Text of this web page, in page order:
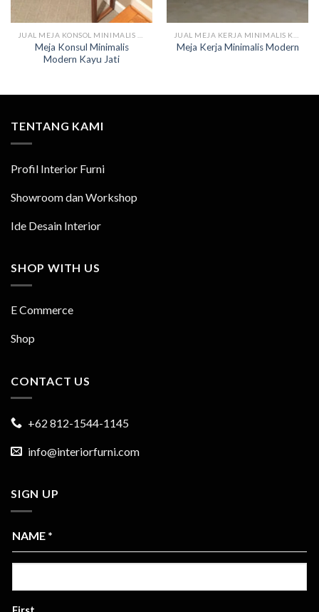
Meja Konsul Minimalis
Modern Kayu Jati
Meja Kerja Minimalis Modern
TENTANG KAMI
Profil Interior Furni
Showroom dan Workshop
Ide Desain Interior
SHOP WITH US
E Commerce
Shop
CONTACT US
+62 812-1544-1145
info@interiorfurni.com
SIGN UP
NAME *